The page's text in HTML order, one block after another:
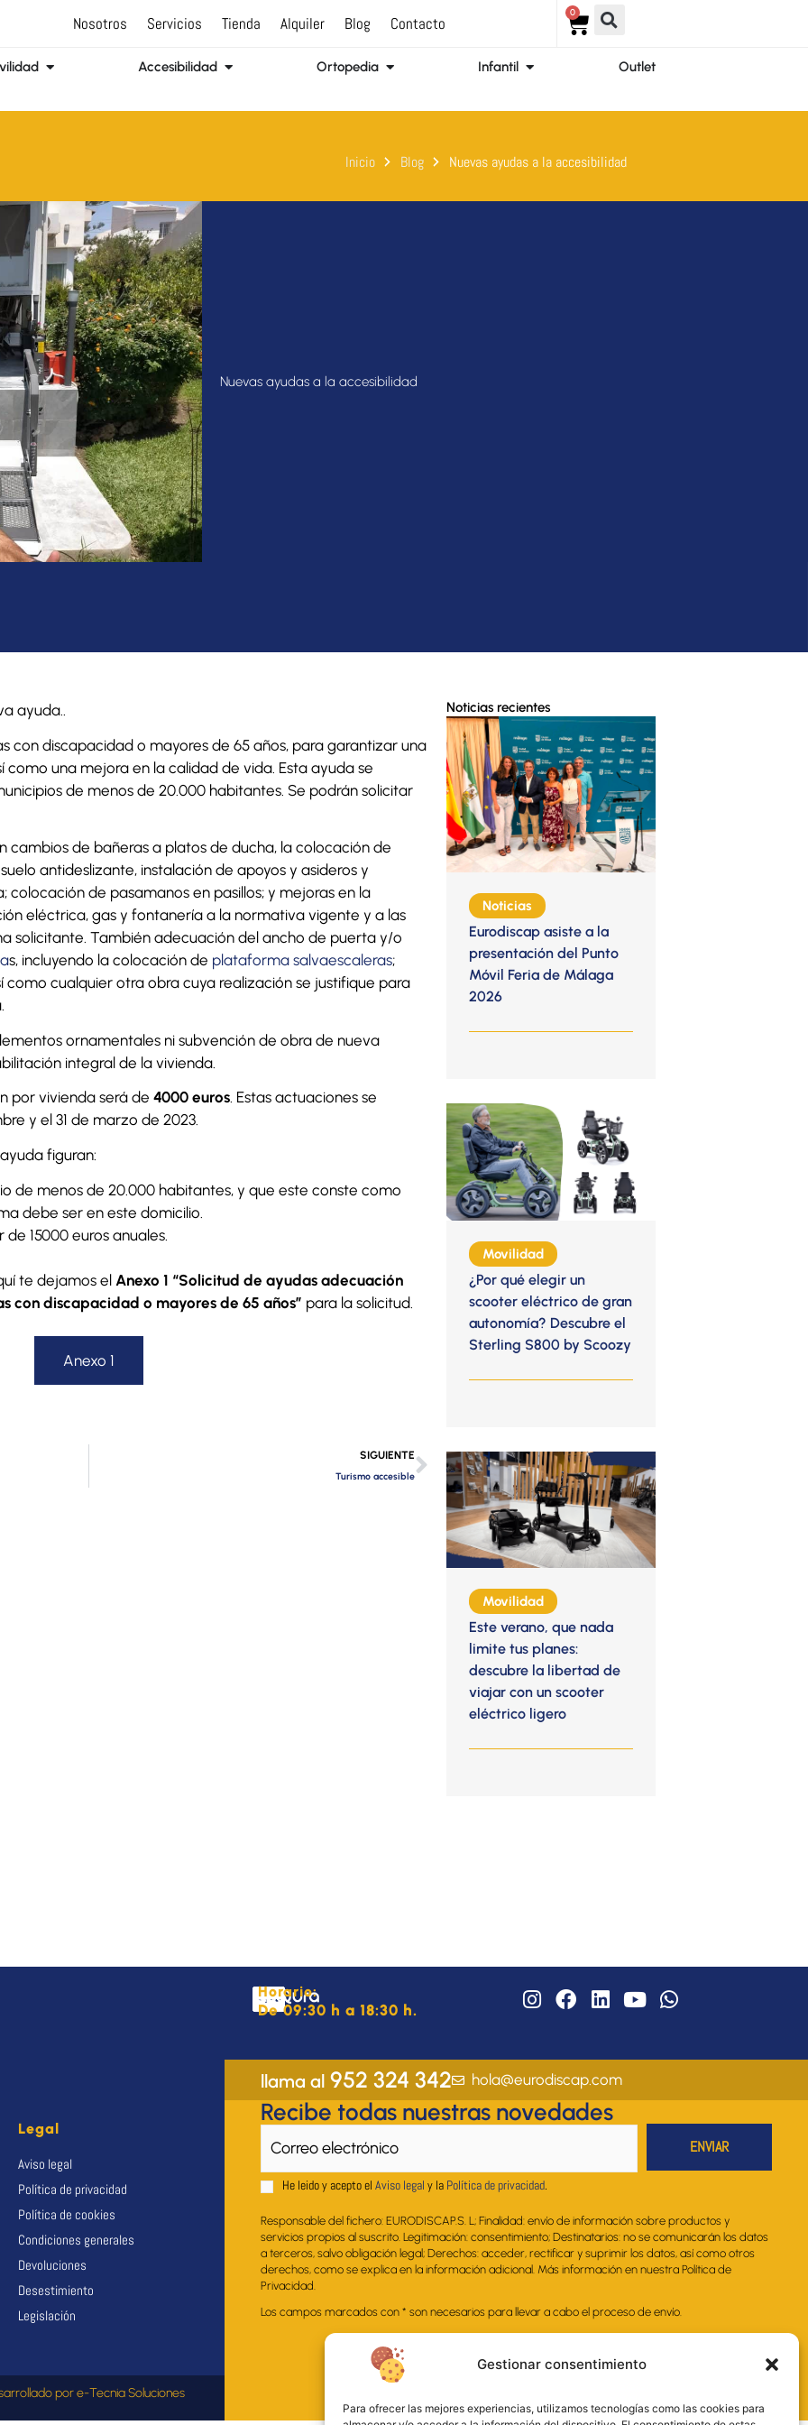
Gestionar consentimiento
Para ofrecer las mejores experiencias, utilizamos tecnologías como las cookies para
Nosotros Servicios Tienda Alquiler Blog Contacto
0
Carrito
Abrir Movilidad Accesibilidad Abrir AccesibilidadOrtopedia Abrir OrtopediaInfantil Abrir Infantil Outlet
Inicio Blog Nuevas ayudas a la accesibilidad
Nuevas ayudas a la accesibilidad
ayuda..
con discapacidad o mayores de 65 años, para garantizar una
como una mejora en la calidad de vida. Esta ayuda se
de menos de 20.000 habitantes. Se podrán solicitar
cambios de bañeras a platos de ducha, la colocación de
antideslizante, instalación de apoyos y asideros y
colocación de pasamanos en pasillos; y mejoras en la
eléctrica, gas y fontanería a la normativa vigente y a las
solicitante. También adecuación del ancho de puerta y/o
s, incluyendo la colocación de plataforma salvaescaleras;
cualquier otra obra cuya realización se justifique para
ornamentales ni subvención de obra de nueva
integral de la vivienda.
por vivienda será de 4000 euros. Estas actuaciones se
y el 31 de marzo de 2023.
figuran:
de menos de 20.000 habitantes, y que este conste como
debe ser en este domicilio.
15000 euros anuales.
te dejamos el Anexo 1 “Solicitud de ayudas adecuación
con discapacidad o mayores de 65 años” para la solicitud.
Anexo 1
SIGUIENTE
Turismo accesible
Siguiente
Noticias recientes
Noticias
Eurodiscap asiste a la
presentación del Punto
Móvil Feria de Málaga
2026
Movilidad
¿Por qué elegir un
scooter eléctrico de gran
autonomía? Descubre el
Sterling S800 by Scoozy
Movilidad
Este verano, que nada
limite tus planes:
descubre la libertad de
viajar con un scooter
eléctrico ligero
Horario:
De 09:30 h a 18:30 h.
I
n
t
a
g
r
F
a
e
b
o
o
L
i
k
e
d
i
Y
o
t
b
e
W
h
t
a
p
Legal
Aviso legal
Política de privacidad
Política de cookies
Condiciones generales
Devoluciones
Desestimiento
Legislación
llama al952 324 342 hola@eurodiscap.com
Recibe todas nuestras novedades
He leido y acepto el Aviso legal y la Política de privacidad.
Responsable del fichero: EURODISCAP.S. L; Finalidad: envío de información sobre productos y
servicios propios al suscrito. Legitimación: consentimiento; Destinatarios: no se comunicarán los datos
a terceros, salvo obligación legal; Derechos: acceder, rectificar y suprimir los datos, así como otros
derechos, como se explica en la información adicional. Más información en nuestra Política de
Privacidad.
Los campos marcados con * son necesarios para llevar a cabo el proceso de envío.
pore-Tecnia Soluciones